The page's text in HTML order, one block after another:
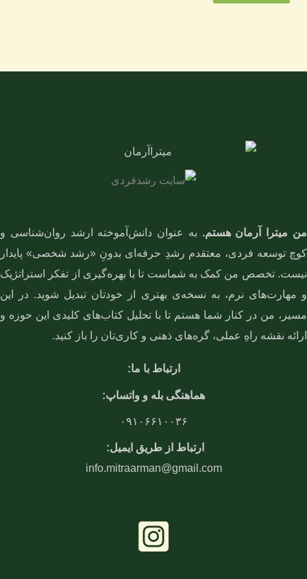
من میترا آرمان هستم. به عنوان دانش‌آموخته ارشد روان‌شناسی و
کوچ توسعه فردی، معتقدم رشدِ حرفه‌ای بدونِ «رشد شخصی» پایدار
نیست. تخصص من کمک به شماست تا با بهره‌گیری از تفکر استراتژیک
و مهارت‌های نرم، به نسخه‌ی بهتری از خودتان تبدیل شوید. در این
مسیر، من در کنار شما هستم تا با تحلیل کتاب‌های کلیدی این حوزه و
ارائه نقشه راهِ عملی، گره‌های ذهنی و کاری‌تان را باز کنید.
ارتباط با ما:
هماهنگی بله و واتساپ:
۰۹۱۰۶۶۱۰۰۳۶
ارتباط از طریق ایمیل:
info.mitraarman@gmail.com